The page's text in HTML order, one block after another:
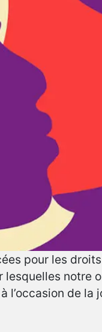
pour les
notre
l’occasion de la